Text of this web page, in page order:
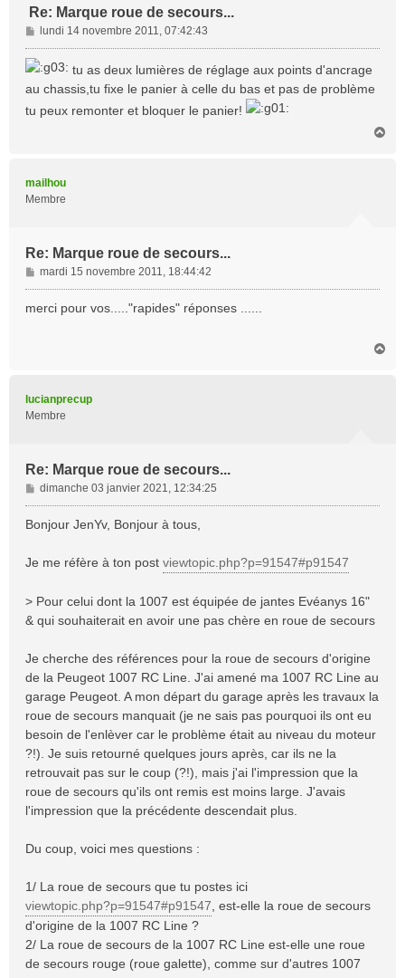
Re: Marque roue de secours...
M
e
s
a
g
lundi 14 novembre 2011, 07:42:43
tu as deux lumières de réglage aux points d'ancrage
au chassis,tu fixe le panier à celle du bas et pas de problème
tu peux remonter et bloquer le panier!
mailhou
Membre
Re: Marque roue de secours...
M
e
s
mardi 15 novembre 2011, 18:44:42
merci pour vos....."rapides" réponses ......
lucianprecup
Membre
Re: Marque roue de secours...
M
e
s
g
dimanche 03 janvier 2021, 12:34:25
Bonjour JenYv, Bonjour à tous,
Je me réfère à ton post viewtopic.php?p=91547#p91547
> Pour celui dont la 1007 est équipée de jantes Evéanys 16"
& qui souhaiterait en avoir une pas chère en roue de secours
Je cherche des références pour la roue de secours d'origine
de la Peugeot 1007 RC Line. J'ai amené ma 1007 RC Line au
garage Peugeot. A mon départ du garage après les travaux la
roue de secours manquait (je ne sais pas pourquoi ils ont eu
besoin de l'enlèver car le problème était au niveau du moteur
?!). Je suis retourné quelques jours après, car ils ne la
retrouvait pas sur le coup (?!), mais j'ai l'impression que la
roue de secours qu'ils ont remis est moins large. J'avais
l'impression que la précédente descendait plus.
Du coup, voici mes questions :
1/ La roue de secours que tu postes ici
viewtopic.php?p=91547#p91547 , est-elle la roue de secours
d'origine de la 1007 RC Line ?
2/ La roue de secours de la 1007 RC Line est-elle une roue
de secours rouge (roue galette), comme sur d'autres 1007